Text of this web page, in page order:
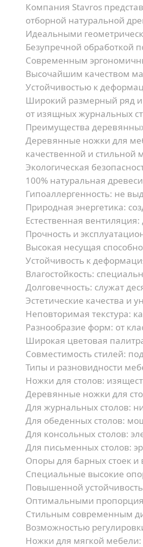
Компания Stavros
отборной натуральной
Идеальными
Безупречной обработкой
Современным
Высочайшим качеством
Устойчивостью к
Широкий размерный ряд и
от изящных журнальных
Преимущества
Деревянные ножки для
качественной и стильной
Экологическая
100% натуральная
Гипоаллергенность: не
Природная энергетика:
Естественная вентиляция:
Прочность и
Высокая несущая
Устойчивость к
Влагостойкость:
Долговечность: служат
Эстетические качества и
Неповторимая текстура:
Разнообразие форм: от
Широкая цветовая
Совместимость стилей:
Типы и разновидности
Ножки для столов:
Деревянные ножки для
Для журнальных столов:
Для обеденных столов:
Для консольных столов:
Для письменных столов:
Опоры для барных стоек и
Специальные высокие
Повышенной
Оптимальными
Стильным современным
Возможностью
Ножки для мягкой мебели: